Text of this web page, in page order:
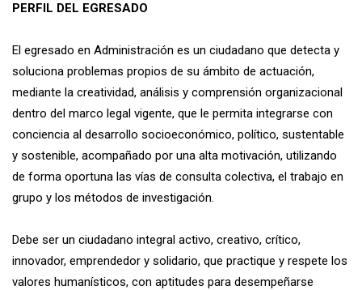
PERFIL DEL EGRESADO
El egresado en Administración es un ciudadano que detecta y
soluciona problemas propios de su ámbito de actuación,
mediante la creatividad, análisis y comprensión organizacional
dentro del marco legal vigente, que le permita integrarse con
conciencia al desarrollo socioeconómico, político, sustentable
y sostenible, acompañado por una alta motivación, utilizando
de forma oportuna las vías de consulta colectiva, el trabajo en
grupo y los métodos de investigación.
Debe ser un ciudadano integral activo, creativo, crítico,
innovador, emprendedor y solidario, que practique y respete los
valores humanísticos, con aptitudes para desempeñarse